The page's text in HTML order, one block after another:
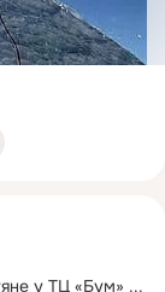
у ТЦ «Бум» ...